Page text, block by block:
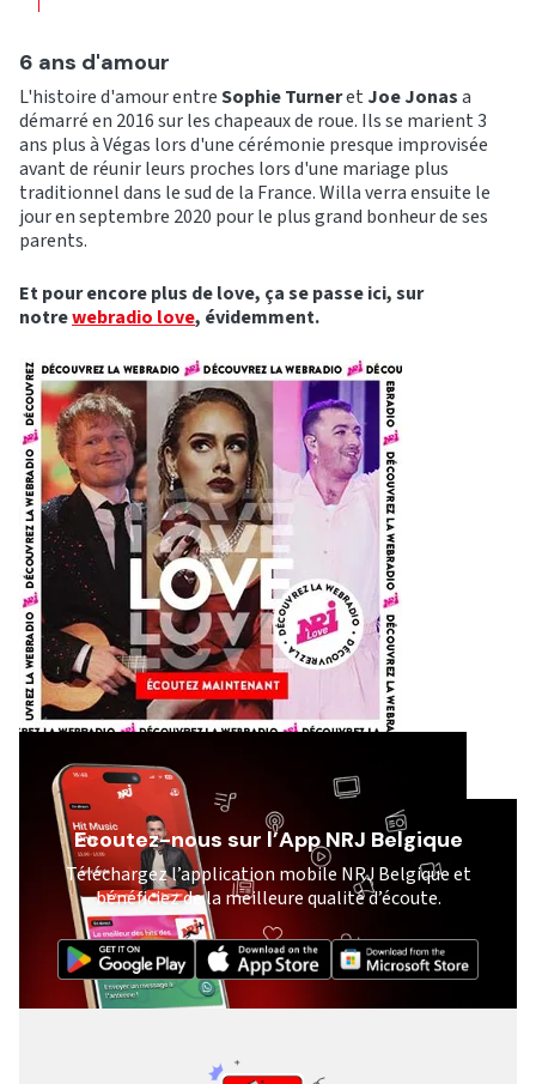
6 ans d'amour
L'histoire d'amour entreSophie Turneret Joe Jonasa
démarré en 2016 sur les chapeaux de roue. Ils se marient 3
ans plus à Végas lors d'une cérémonie presque improvisée
avant de réunir leurs proches lors d'une mariage plus
traditionnel dans le sud de la France. Willa verra ensuite le
jour en septembre 2020 pour le plus grand bonheur de ses
parents.
Et pour encore plus de love, ça se passe ici, sur
notrewebradio love, évidemment.
Ecoutez-nous sur l’App NRJ Belgique
Téléchargez l’application mobile NRJ Belgique et
bénéficiez de la meilleure qualité d’écoute.